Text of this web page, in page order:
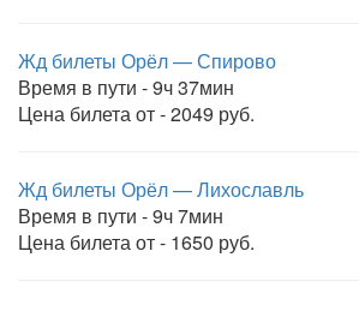
Жд билеты Орёл — Спирово
Время в пути - 9ч 37мин
Цена билета от - 2049 руб.
Жд билеты Орёл — Лихославль
Время в пути - 9ч 7мин
Цена билета от - 1650 руб.